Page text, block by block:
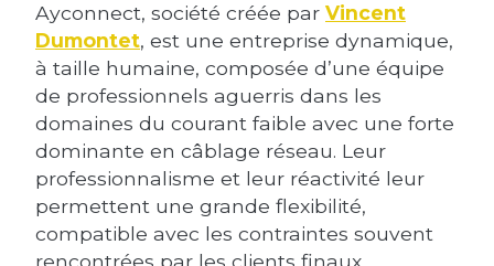
Ayconnect, société créée par Vincent
Dumontet, est une entreprise dynamique,
à taille humaine, composée d’une équipe
de professionnels aguerris dans les
domaines du courant faible avec une forte
dominante en câblage réseau. Leur
professionnalisme et leur réactivité leur
permettent une grande flexibilité,
compatible avec les contraintes souvent